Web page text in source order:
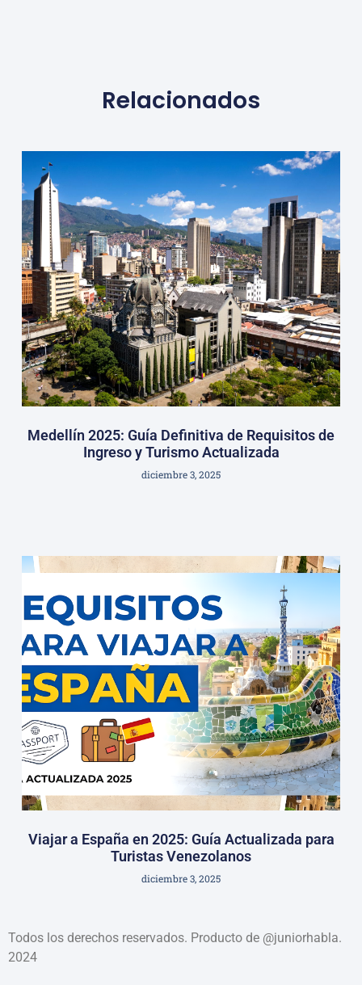
Relacionados
Medellín 2025: Guía Definitiva de Requisitos de
Ingreso y Turismo Actualizada
diciembre 3, 2025
Viajar a España en 2025: Guía Actualizada para
Turistas Venezolanos
diciembre 3, 2025
Todos los derechos reservados. Producto de @juniorhabla.
2024